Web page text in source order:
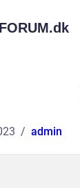
dk
admin